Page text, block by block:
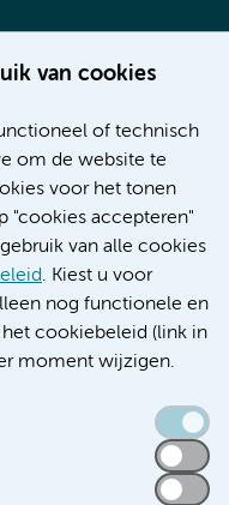
van cookies
of technisch
om de website te
voor het tonen
"cookies accepteren"
van alle cookies
. Kiest u voor
nog functionele en
cookiebeleid (link in
moment wijzigen.